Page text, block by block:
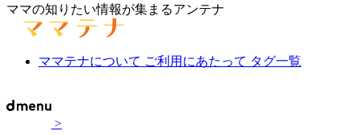
ママの知りたい情報が集まるアンテナ
ママテナについて ご利用にあたって タグ一覧
>